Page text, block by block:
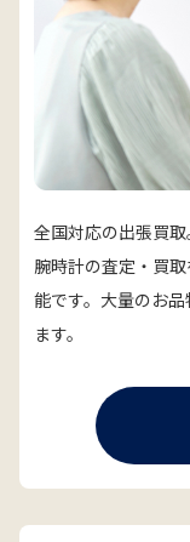
全国対応の出張買
腕時計の査定・買
能です。大量のお
ます。